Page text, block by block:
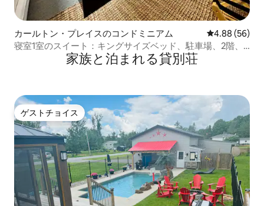
カールトン・プレイスのコンドミニアム レビュー56
4.88 (56)
寝室1室のスイート：キングサイズベッド、駐車場、2階、
ダウンタウン家族と泊まれる貸別荘
ゲストチョイス
ゲストチョイス